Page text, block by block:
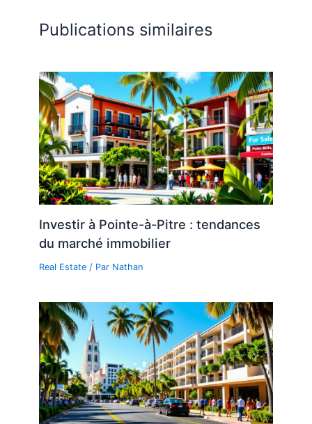
Publications similaires
Investir à Pointe-à-Pitre : tendances
du marché immobilier
Real Estate / Par Nathan